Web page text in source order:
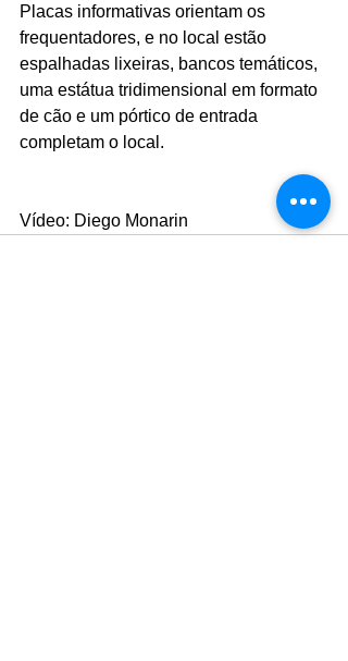
Placas informativas orientam os
frequentadores, e no local estão
espalhadas lixeiras, bancos temáticos,
uma estátua tridimensional em formato
de cão e um pórtico de entrada
completam o local.
Vídeo: Diego Monarin